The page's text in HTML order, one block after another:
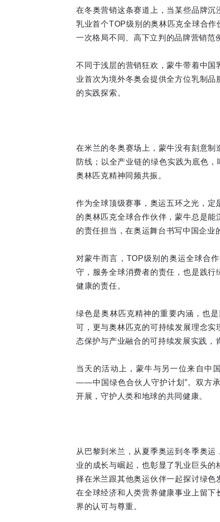
在冬奥营销这条赛道上，当某些品牌
乳业首个TOP级别的奥林匹克全球合
一次格局不同、高下立判的品牌营销范
不同于浅层的营销狂欢，蒙牛带着中
业首次为境外冬奥会提供全方位乳制
的实践探索。
在米兰的冬奥赛场上，蒙牛没有刻意
防线；以全产业链的绿色实践为底色
奥林匹克精神同频共振。
作为全球顶级赛事，奥运五环之光，
的奥林匹克全球合作伙伴，蒙牛总是
的责任担当，在奥运舞台书写中国企业
对蒙牛而言，TOP级别的奥运全球合
守，服务全球消费者的责任，也是践
健康的责任。
绿色是奥林匹克精神的重要内涵，也
可，更与奥林匹克的可持续发展理念
态保护与产业融合的可持续发展实践
当天的活动上，蒙牛与另一位来自中
——中国绿色合伙人守护计划”。双方
开展，守护人类和地球的共同健康。
从巴黎到米兰，从夏季奥运到冬季奥
业的成长与崛起，也彰显了乳业巨头
择在米兰跟其他奥运伙伴一起探讨绿
在全球经济和人类营养健康事业上留
界的认可与尊重。